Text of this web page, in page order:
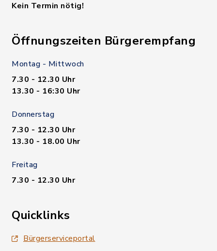
Kein Termin nötig!
Öffnungszeiten Bürgerempfang
Montag - Mittwoch
7.30 - 12.30 Uhr
13.30 - 16:30 Uhr
Donnerstag
7.30 - 12.30 Uhr
13.30 - 18.00 Uhr
Freitag
7.30 - 12.30 Uhr
Quicklinks
Bürgerserviceportal